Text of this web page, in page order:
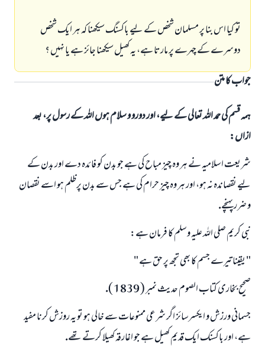
تو كيا اس بنا پر مسلمان شخص كے ليے باكسنگ سيكھنا كہ ہر ايك شخص
دوسرے كے چہرے پر مارتا ہے، يہ كھيل سيكھنا جائز ہے يا نہيں ؟
جواب کا متن
ہمہ قسم کی حمد اللہ تعالی کے لیے، اور دورو و سلام ہوں اللہ کے رسول پر، بعد
ازاں:
شريعت اسلاميہ نے ہر وہ چيز مباح كى ہے جو بدن كو فائدہ دے اور بدن كے
ليے نقصاندہ نہ ہو، اور ہر وہ چيز حرام كى ہے جس سے بدن پرظلم ہو اسے نقصان
و ضرر پہنچے.
نبى كريم صلى اللہ عليہ وسلم كا فرمان ہے:
" يقينا تيرے جسم كا بھى تجھ پر حق ہے "
صحيح بخارى كتاب الصوم حديث نمبر ( 1839 ).
جسمانى ورزش و ايكسرسائز اگر شرعى ممنوعات سے خالى ہو تو يہ روزش كرنا مفيد
ہے، اور باكسنك ايك قديم كھيل ہے جو اغارقہ كھيلا كرتے تھے.